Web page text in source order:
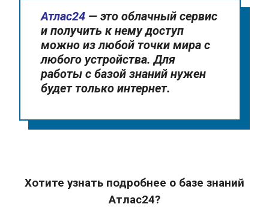
Атлас24 — это облачный сервис
и получить к нему доступ
можно из любой точки мира с
любого устройства. Для
работы с базой знаний нужен
будет только интернет.
Хотите узнать подробнее о базе знаний
Атлас24?